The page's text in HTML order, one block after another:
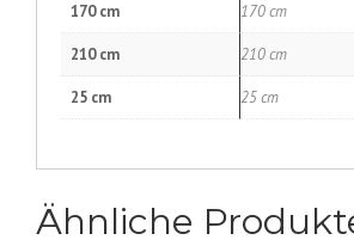
170 cm 170 cm
210 cm 210 cm
25 cm 25 cm
Ähnliche